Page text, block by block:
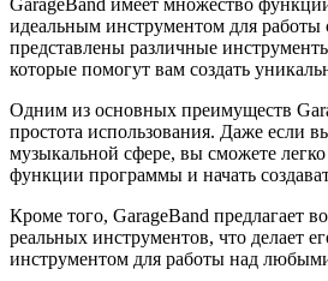
GarageBand имеет множество
идеальным инструментом для работы
представлены различные
которые помогут вам создать
Одним из основных преимуществ
простота использования. Даже если
музыкальной сфере, вы сможете
функции программы и начать
Кроме того, GarageBand предлагает
реальных инструментов, что делает
инструментом для работы над